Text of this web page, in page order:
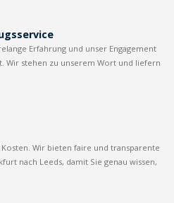
Erfahrung und unser Engagement
Wir stehen zu unserem Wort und liefern
Wir bieten faire und transparente
nach Leeds, damit Sie genau wissen,